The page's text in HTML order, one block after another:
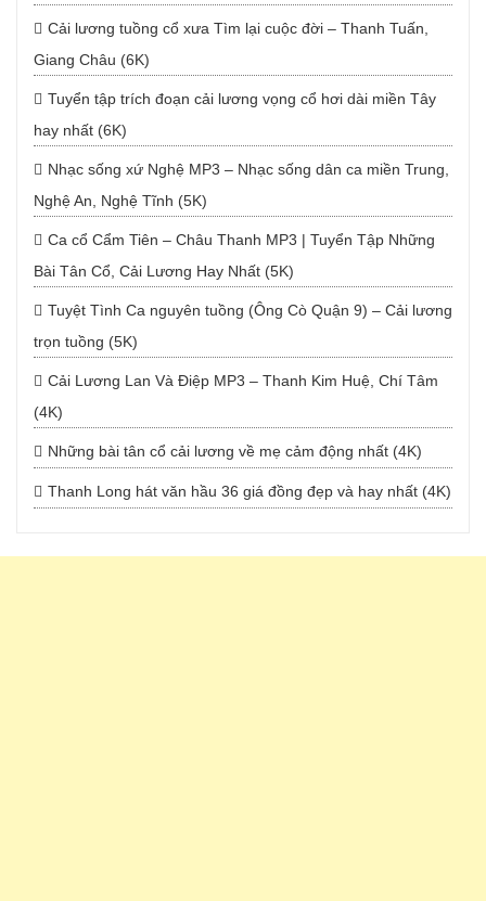
Cải lương tuồng cổ xưa Tìm lại cuộc đời – Thanh Tuấn,
Giang Châu (6K)
Tuyển tập trích đoạn cải lương vọng cổ hơi dài miền Tây
hay nhất (6K)
Nhạc sống xứ Nghệ MP3 – Nhạc sống dân ca miền Trung,
Nghệ An, Nghệ Tĩnh (5K)
Ca cổ Cẩm Tiên – Châu Thanh MP3 | Tuyển Tập Những
Bài Tân Cổ, Cải Lương Hay Nhất (5K)
Tuyệt Tình Ca nguyên tuồng (Ông Cò Quận 9) – Cải lương
trọn tuồng (5K)
Cải Lương Lan Và Điệp MP3 – Thanh Kim Huệ, Chí Tâm
(4K)
Những bài tân cổ cải lương về mẹ cảm động nhất (4K)
Thanh Long hát văn hầu 36 giá đồng đẹp và hay nhất (4K)